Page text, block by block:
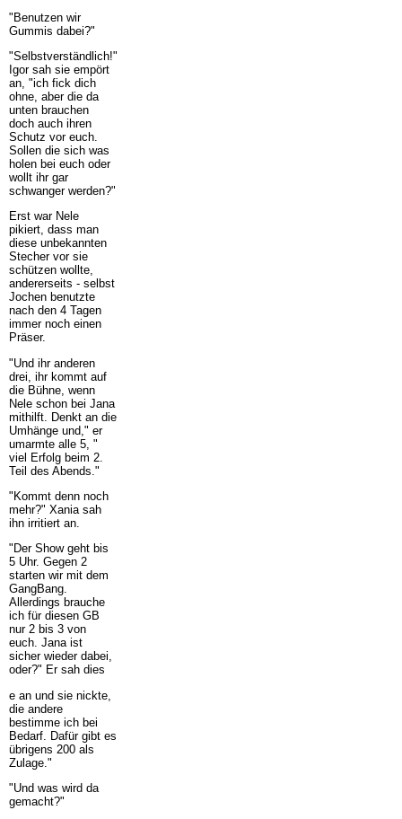
"Benutzen wir
Gummis dabei?"
"Selbstverständlich!"
Igor sah sie empört
an, "ich fick dich
ohne, aber die da
unten brauchen
doch auch ihren
Schutz vor euch.
Sollen die sich was
holen bei euch oder
wollt ihr gar
schwanger werden?"
Erst war Nele
pikiert, dass man
diese unbekannten
Stecher vor sie
schützen wollte,
andererseits - selbst
Jochen benutzte
nach den 4 Tagen
immer noch einen
Präser.
"Und ihr anderen
drei, ihr kommt auf
die Bühne, wenn
Nele schon bei Jana
mithilft. Denkt an die
Umhänge und," er
umarmte alle 5, "
viel Erfolg beim 2.
Teil des Abends."
"Kommt denn noch
mehr?" Xania sah
ihn irritiert an.
"Der Show geht bis
5 Uhr. Gegen 2
starten wir mit dem
GangBang.
Allerdings brauche
ich für diesen GB
nur 2 bis 3 von
euch. Jana ist
sicher wieder dabei,
oder?" Er sah dies
e an und sie nickte,
die andere
bestimme ich bei
Bedarf. Dafür gibt es
übrigens 200 als
Zulage."
"Und was wird da
gemacht?"